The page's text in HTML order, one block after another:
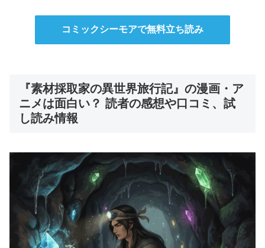
コミックシーモアで無料立ち読み
『素材採取家の異世界旅行記』の漫画・ア
ニメは面白い？ 読者の感想や口コミ、試
し読み情報